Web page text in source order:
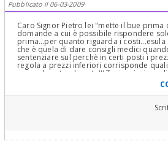
Pubblicato il 06-03-2009
Caro Signor Pietro lei "mette il bue prima
domande a cui è possibile rispondere
prima...per quanto riguarda i
che è quela di dare consigli medici
sentenziare sul perchè in certi posti i
regola a prezzi inferiori corrisponde
generale naturalmente!!! Torino è piena
anche su questo portale ne trova in
con tutto il mio rispetto che sta
parlare di costi benefici per la
patologia esiste una sola terapia ... le
alternative proprio per avere come dice
vantaggio di costi minori (ma anche di